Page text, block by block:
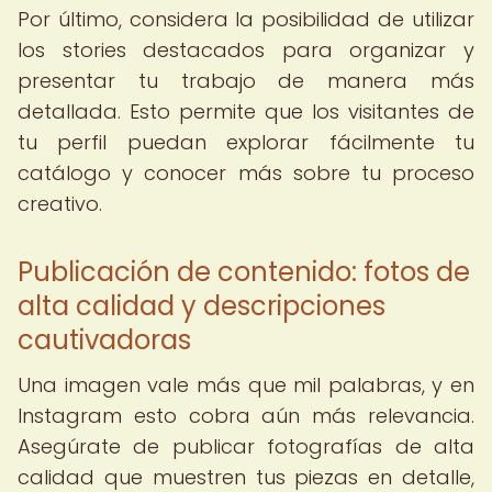
Por último, considera la posibilidad de utilizar
los stories destacados para organizar y
presentar tu trabajo de manera más
detallada. Esto permite que los visitantes de
tu perfil puedan explorar fácilmente tu
catálogo y conocer más sobre tu proceso
creativo.
Publicación de contenido: fotos de
alta calidad y descripciones
cautivadoras
Una imagen vale más que mil palabras, y en
Instagram esto cobra aún más relevancia.
Asegúrate de publicar fotografías de alta
calidad que muestren tus piezas en detalle,